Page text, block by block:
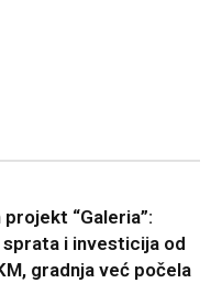
“Galeria”:
i investicija od
gradnja već počela